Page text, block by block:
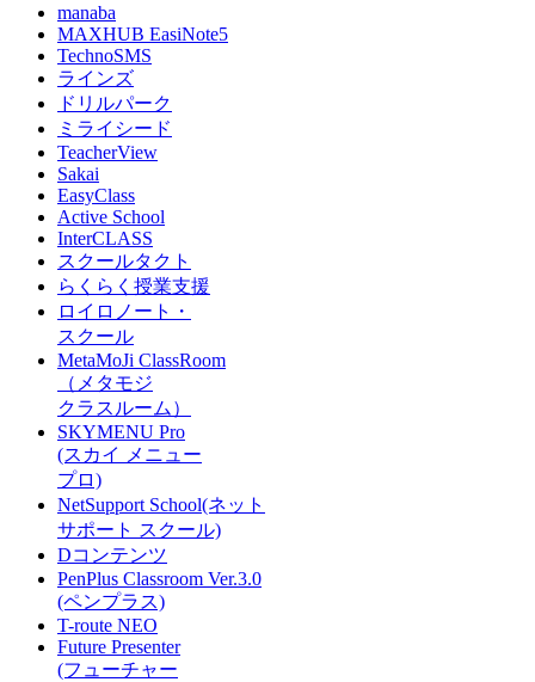
manaba
MAXHUB EasiNote5
TechnoSMS
ラインズ
ドリルパーク
ミライシード
TeacherView
Sakai
EasyClass
Active School
InterCLASS
スクールタクト
らくらく授業支援
ロイロノート・
スクール
MetaMoJi ClassRoom
（メタモジ
クラスルーム）
SKYMENU Pro
(スカイ メニュー
プロ)
NetSupport School(ネット
サポート スクール)
Dコンテンツ
PenPlus Classroom Ver.3.0
(ペンプラス)
T-route NEO
Future Presenter
(フューチャー